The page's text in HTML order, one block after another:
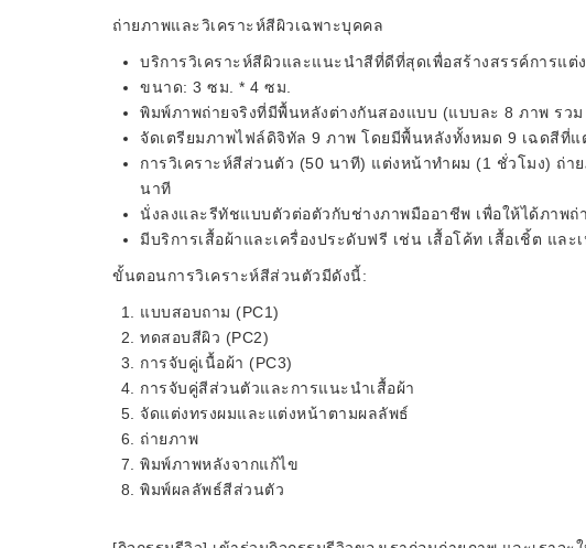
ถ่ายภาพและวิเคราะห์สีผิวเฉพาะบุคคล
บริการวิเคราะห์สีผิวและแนะนำสีที่ดีที่สุดเพื่อสร้างสรรค์การแ
ขนาด: 3 ซม. * 4 ซม.
พิมพ์ภาพถ่ายจริงที่มีพื้นหลังต่างกันสองแบบ (แบบละ 8 ภาพ รวม
จัดเตรียมภาพไฟล์ดิจิทัล 9 ภาพ โดยมีพื้นหลังทั้งหมด 9 เฉดสีที่แ
การวิเคราะห์สีส่วนตัว (50 นาที) แต่งหน้าทำผม (1 ชั่วโมง) ถ่
นาที
นั่งลงและรีทัชแบบตัวต่อตัวกับช่างภาพมืออาชีพ เพื่อให้ได้ภาพ
มีบริการเสื้อผ้าและเครื่องประดับฟรี เช่น เสื้อโค้ท เสื้อเชิ้ต และ
ขั้นตอนการวิเคราะห์สีส่วนตัวมีดังนี้:
แบบสอบถาม (PC1)
ทดสอบสีผิว (PC2)
การจับคู่เนื้อผ้า (PC3)
การจับคู่สีส่วนตัวและการแนะนำเสื้อผ้า
จัดแต่งทรงผมและแต่งหน้าตามผลลัพธ์
ถ่ายภาพ
พิมพ์ภาพหลังจากแก้ไข
พิมพ์ผลลัพธ์สีส่วนตัว